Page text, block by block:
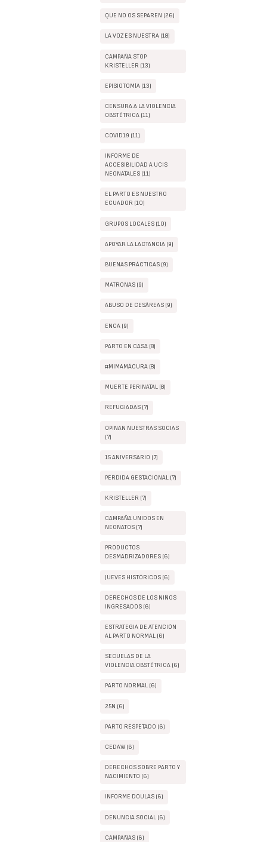
QUE NO OS SEPAREN (26)
LA VOZ ES NUESTRA (18)
CAMPAÑA STOP
KRISTELLER (13)
EPISIOTOMÍA (13)
CENSURA A LA VIOLENCIA
OBSTÉTRICA (11)
COVID19 (11)
INFORME DE
ACCESIBILIDAD A UCIS
NEONATALES (11)
EL PARTO ES NUESTRO
ECUADOR (10)
GRUPOS LOCALES (10)
APOYAR LA LACTANCIA (9)
BUENAS PRÁCTICAS (9)
MATRONAS (9)
ABUSO DE CESÁREAS (9)
ENCA (9)
PARTO EN CASA (8)
#MIMAMÁCURA (8)
MUERTE PERINATAL (8)
REFUGIADAS (7)
OPINAN NUESTRAS SOCIAS
(7)
15 ANIVERSARIO (7)
PÉRDIDA GESTACIONAL (7)
KRISTELLER (7)
CAMPAÑA UNIDOS EN
NEONATOS (7)
PRODUCTOS
DESMADRIZADORES (6)
JUEVES HISTÓRICOS (6)
DERECHOS DE LOS NIÑOS
INGRESADOS (6)
ESTRATEGIA DE ATENCIÓN
AL PARTO NORMAL (6)
SECUELAS DE LA
VIOLENCIA OBSTÉTRICA (6)
PARTO NORMAL (6)
25N (6)
PARTO RESPETADO (6)
CEDAW (6)
DERECHOS SOBRE PARTO Y
NACIMIENTO (6)
INFORME DOULAS (6)
DENUNCIA SOCIAL (6)
CAMPAÑAS (6)